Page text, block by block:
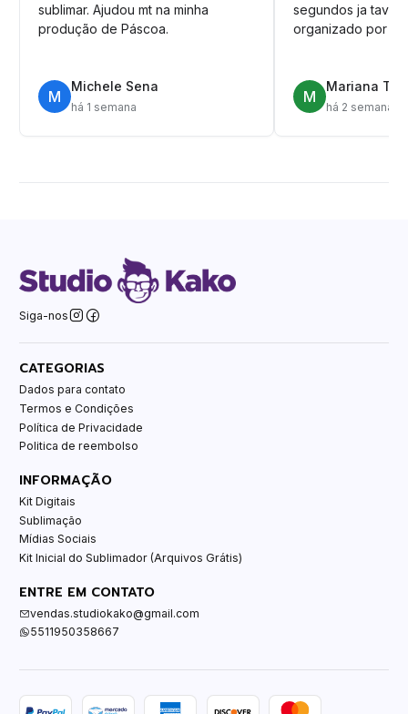
sublimar. Ajudou mt na minha
produção de Páscoa.
M
Michele Sena
há 1 semana
segundos ja tava
organizado por
M
Mariana T.
há 2 semanas
Siga-nos
CATEGORIAS
Dados para contato
Termos e Condições
Política de Privacidade
Politica de reembolso
INFORMAÇÃO
Kit Digitais
Sublimação
Mídias Sociais
Kit Inicial do Sublimador (Arquivos Grátis)
ENTRE EM CONTATO
vendas.studiokako@gmail.com
5511950358667